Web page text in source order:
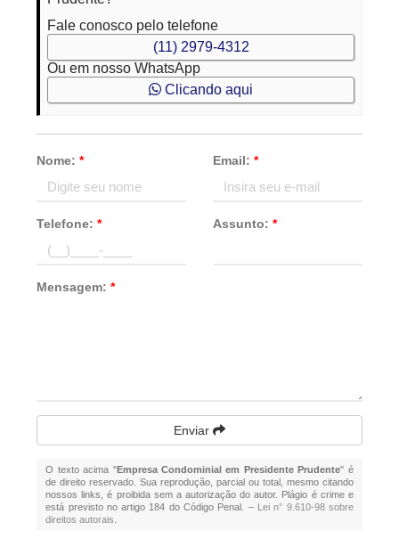
Fale conosco pelo telefone
(11) 2979-4312
Ou em nosso WhatsApp
Clicando aqui
Nome:* Email: *
Telefone:* Assunto: *
Mensagem:*
Enviar
O texto acima "Empresa Condominial em Presidente Prudente" é
de direito reservado. Sua reprodução, parcial ou total, mesmo citando
nossos links, é proibida sem a autorização do autor. Plágio é crime e
está previsto no artigo 184 do Código Penal. – Lei n° 9.610-98 sobre
direitos autorais